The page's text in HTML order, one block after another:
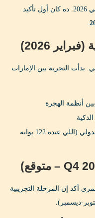
للاستثمار في البحرين إن الإطلاق هيكون في 2026. ده كان أول تأكيد
.
بدأت التجربة بين الإمارات
أنظمة الهجرة
المعالجة البيومترية في مطار دبي الدولي (اللي عنده 122 بوابة
أكد إن المرحلة التجريبية